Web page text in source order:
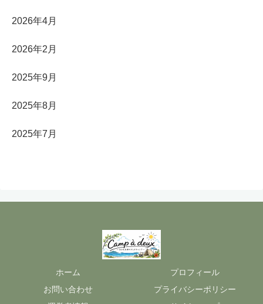
2026年4月
2026年2月
2025年9月
2025年8月
2025年7月
ホーム
プロフィール
お問い合わせ
プライバシーポリシー